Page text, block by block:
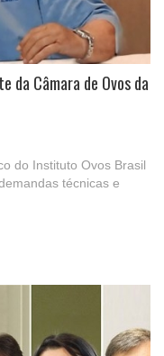
da Câmara de Ovos da
do Instituto Ovos Brasil
técnicas e